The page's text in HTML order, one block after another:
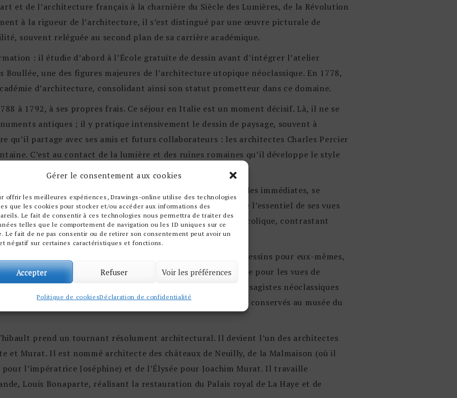
Gérer le consentement aux cookies
offrir les meilleures expériences, Drawings-online utilise des technologies
que les cookies pour stocker et/ou accéder aux informations des
Le fait de consentir à ces technologies nous permettra de traiter des
telles que le comportement de navigation ou les ID uniques sur ce
Le fait de ne pas consentir ou de retirer son consentement peut avoir un
négatif sur certaines caractéristiques et fonctions.
Accepter Refuser Voir les préférences
Politique de cookiesDéclaration de confidentialité
et de l’architecture français à la charnière du Siècle des Lumières, de la Révolution
à la rigueur de l’architecture, il s’est distingué par une œuvre picturale de
souvent reléguée au second plan de sa carrière académique.
: il étudie d’abord à l’École gratuite de dessin avant d’intégrer l’atelier
Boullée, une des figures majeures de l’architecture utopique néoclassique. En 1778,
d’architecture, consolidant ainsi son statut prometteur dans ce domaine.
à 1792, à ses propres frais. Ce séjour en Italie est un moment décisif. Là, il ne se
antiques ; il y pratique intensivement le dessin de paysage, souvent à
qu’il partage avec ses amis et futurs collaborateurs : les architectes Charles Percier
C’est au contact de la lumière et des ruines romaines qu’il développe le style
de peintre.
révolutionnaire, Thibault, sans commandes architecturales immédiates, se
et au dessin. C’est durant cette période qu’il exécute l’essentiel de ses vues
caractérisées par une approche plus romantique et mélancolique, contrastant
néoclassique.
de son temps à produire et à exposer des peintures et des dessins pour eux-mêmes,
et 1796. Ses œuvres témoignent d’une affection particulière pour les vues de
et les jeux de lumière, qui l’inscrivent dans la lignée des paysagistes néoclassiques
Ses dessins et lavis sont aujourd’hui en grande partie conservés au musée du
prend un tournant résolument architectural. Il devient l’un des architectes
et Murat. Il est nommé architecte des châteaux de Neuilly, de la Malmaison (où il
l’impératrice Joséphine) et de l’Élysée pour Joachim Murat. Il travaille
Louis Bonaparte, réalisant la restauration du Palais royal de La Haye et de